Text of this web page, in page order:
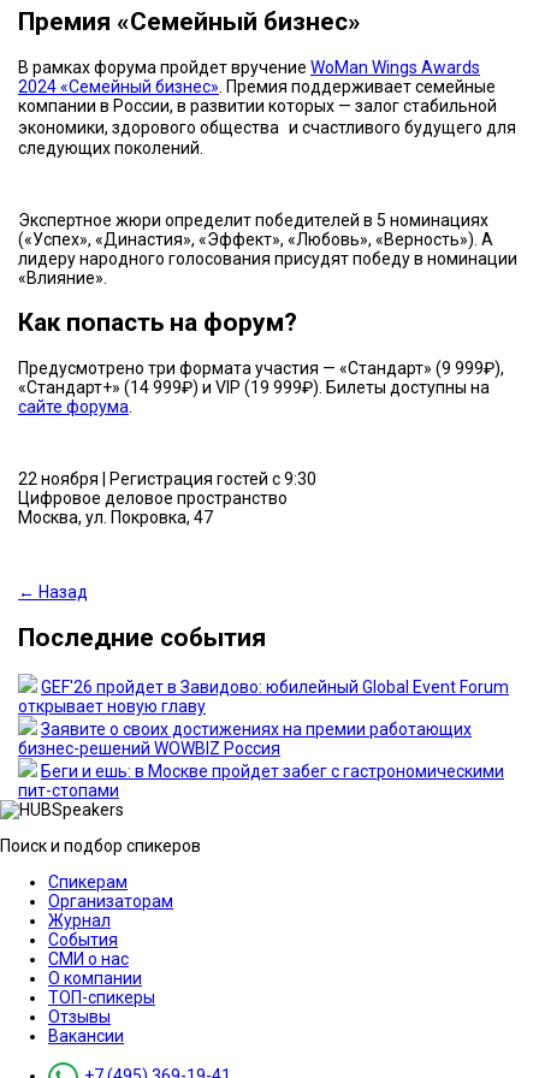
Премия «Семейный бизнес»
В рамках форума пройдет вручение WoMan Wings Awards
2024 «Семейный бизнес» . Премия поддерживает семейные
компании в России, в развитии которых — залог стабильной
экономики, здорового общества и счастливого будущего для
следующих поколений.
Экспертное жюри определит победителей в 5 номинациях
(«Успех», «Династия», «Эффект», «Любовь», «Верность»). А
лидеру народного голосования присудят победу в номинации
«Влияние».
Как попасть на форум?
Предусмотрено три формата участия — «Стандарт» (9 999₽),
«Стандарт+» (14 999₽) и VIP (19 999₽). Билеты доступны на
сайте форума
22 ноября | Регистрация гостей с 9:30
Цифровое деловое пространство
Москва, ул. Покровка, 47
← Назад
Последние события
GEF'26 пройдет в Завидово: юбилейный Global Event Forum
открывает новую главу
Заявите о своих достижениях на премии работающих
бизнес-решений WOWBIZ Россия
Беги и ешь: в Москве пройдет забег с гастрономическими
пит-стопами
Поиск и подбор спикеров
Спикерам
Организаторам
Журнал
События
СМИ о нас
О компании
ТОП-спикеры
Отзывы
Вакансии